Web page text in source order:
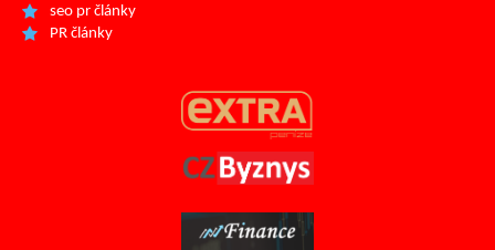
seo pr články
PR články